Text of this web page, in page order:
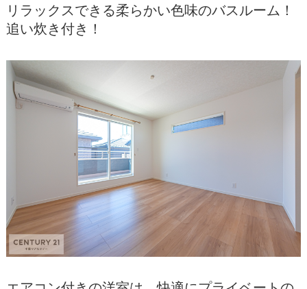
リラックスできる柔らかい色味のバスルーム！
追い炊き付き！